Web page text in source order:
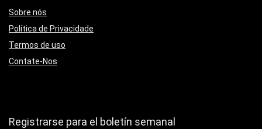
Sobre nós
Política de Privacidade
Termos de uso
Contate-Nos
Registrarse para el boletín semanal